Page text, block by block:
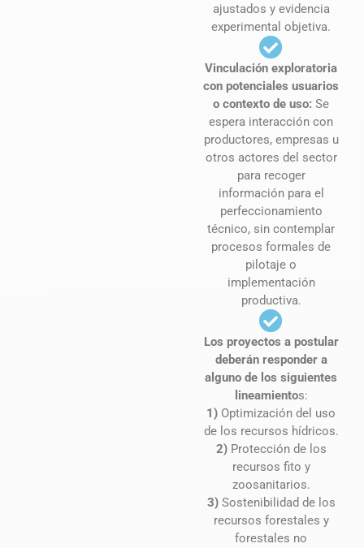
ajustados y evidencia
experimental objetiva.
Vinculación exploratoria
con potenciales usuarios
o contexto de uso:Se
espera interacción con
productores, empresas u
otros actores del sector
para recoger
información para el
perfeccionamiento
técnico, sin contemplar
procesos formales de
pilotaje o
implementación
productiva.
Los proyectos a postular
deberán responder a
alguno de los siguientes
lineamientos:
1) Optimización del uso
de los recursos hídricos.
2)Protección de los
recursos fito y
zoosanitarios.
3)Sostenibilidad de los
recursos forestales y
forestales no